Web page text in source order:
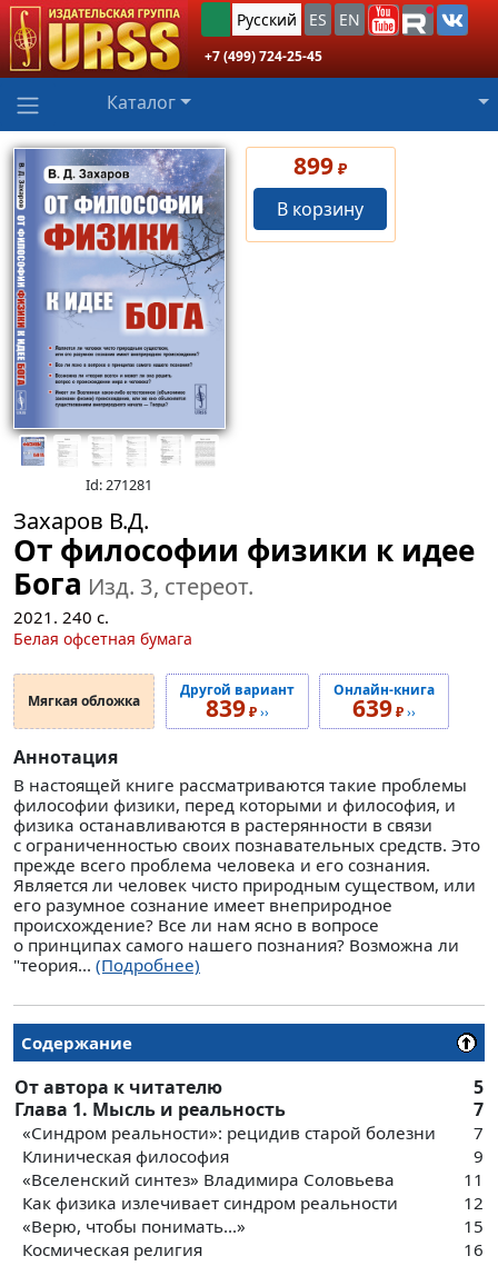
Русский ES EN
+7 (499) 724-25-45
Каталог
Id: 271281
899 ₽
В корзину
Захаров В.Д.
От философии физики к идее
Бога Изд. 3, стереот.
2021. 240 с.
Белая офсетная бумага
Мягкая обложка
Другой вариант
839₽››
Онлайн-книга
639₽››
Аннотация
В настоящей книге рассматриваются такие проблемы
философии физики, перед которыми и философия, и
физика останавливаются в растерянности в связи
с ограниченностью своих познавательных средств. Это
прежде всего проблема человека и его сознания.
Является ли человек чисто природным существом, или
его разумное сознание имеет внеприродное
происхождение? Все ли нам ясно в вопросе
о принципах самого нашего познания? Возможна ли
"теория... (Подробнее)
Содержание
От автора к читателю
5
Глава 1. Мысль и реальность
7
«Синдром реальности»: рецидив старой болезни
7
Клиническая философия
9
«Вселенский синтез» Владимира Соловьева
11
Как физика излечивает синдром реальности
12
«Верю, чтобы понимать...»
15
Космическая религия
16